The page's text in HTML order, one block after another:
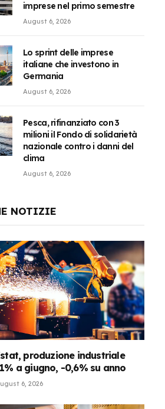
imprese nel primo semestre
August 6, 2026
Lo sprint delle imprese
italiane che investono in
Germania
August 6, 2026
Pesca, rifinanziato con 3
milioni il Fondo di solidarietà
nazionale contro i danni del
clima
August 6, 2026
NOTIZIE
produzione industriale
a giugno, -0,6% su anno
6, 2026